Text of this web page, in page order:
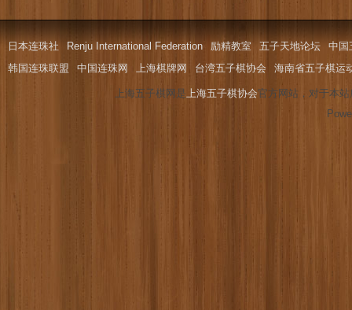
日本连珠社 Renju International Federation 励精教室 五子天地论坛
中国
韩国连珠联盟
中国连珠网 上海棋牌网 台湾五子棋协会 海南省五子棋运
上海五子棋网是上海五子棋协会官方网站，对于本